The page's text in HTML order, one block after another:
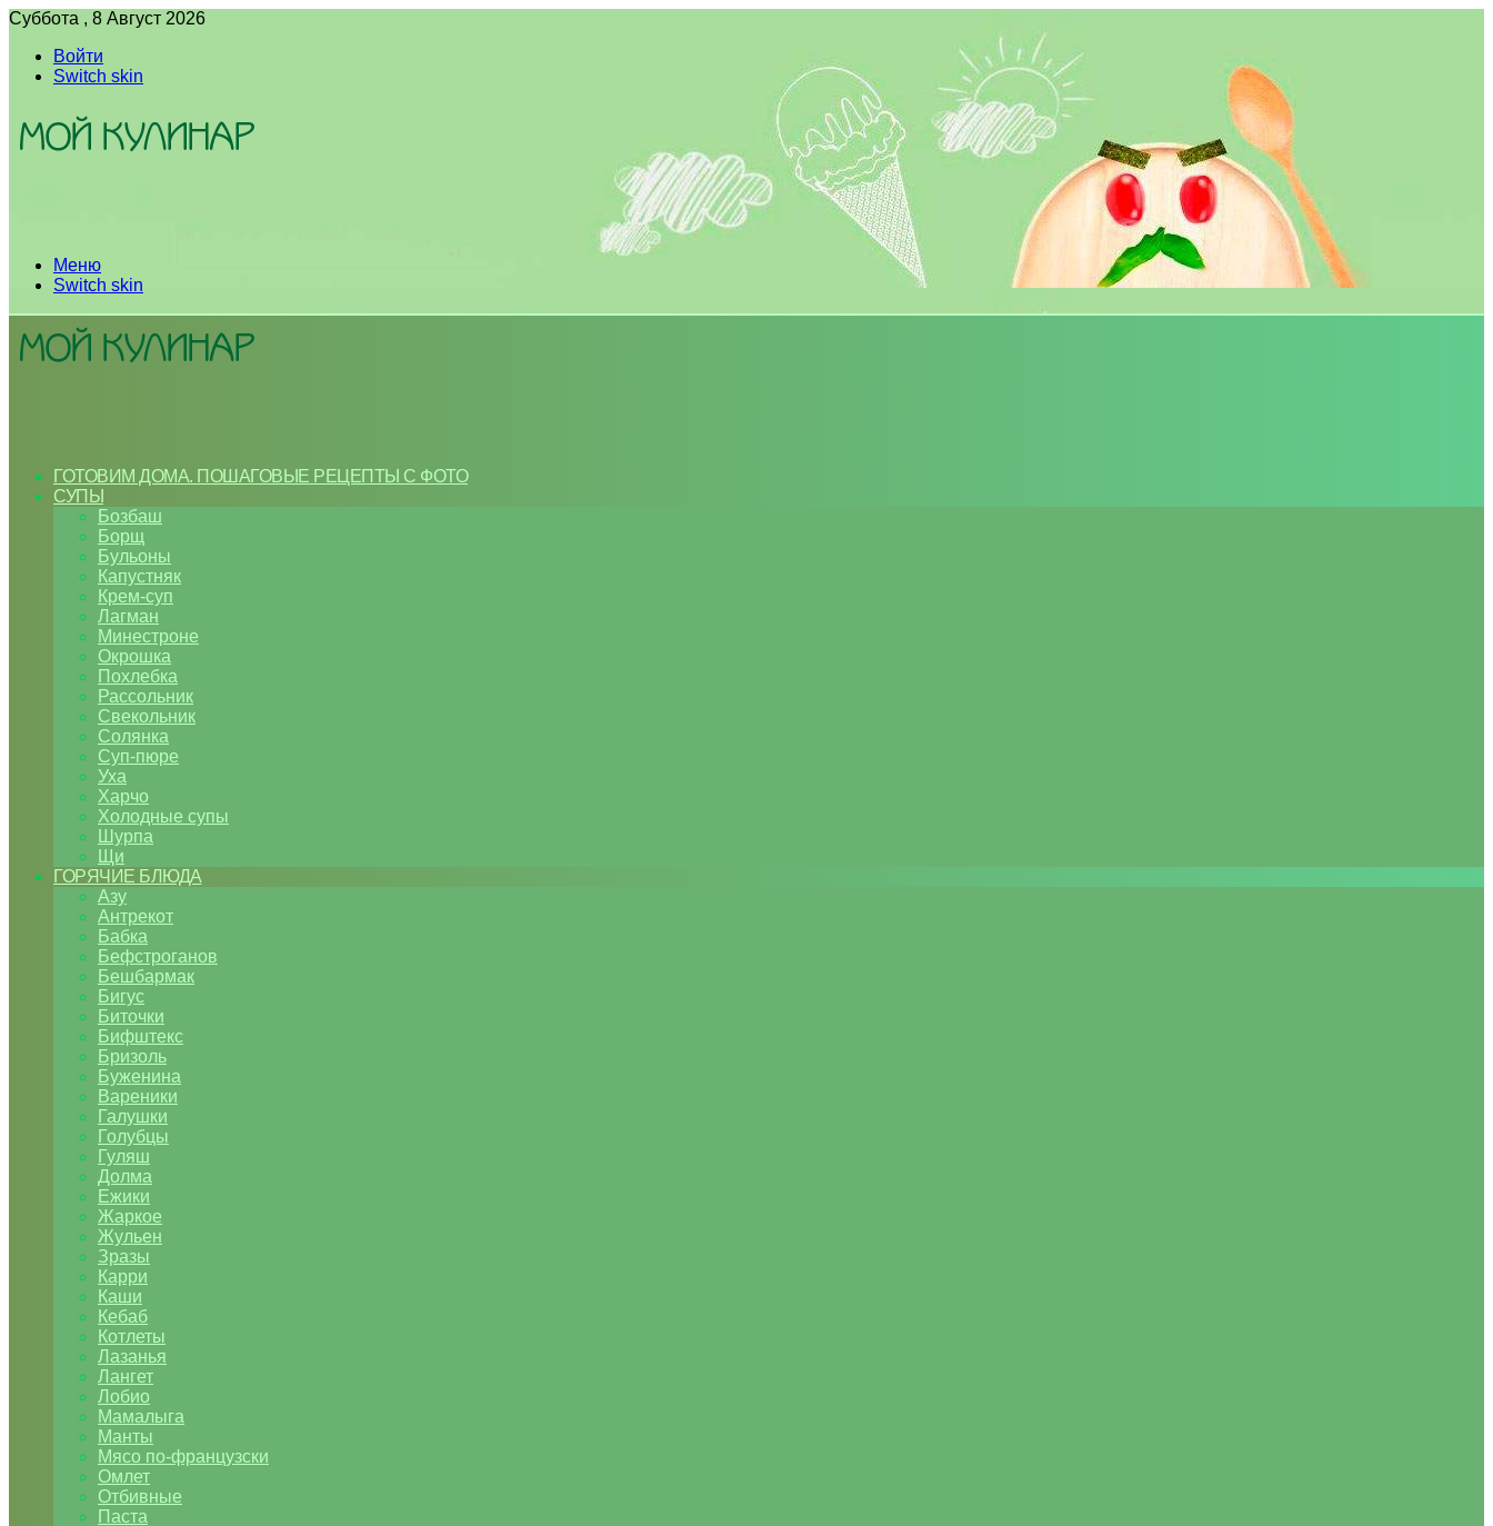
Суббота , 8 Август 2026
Войти
Switch skin
Меню
Switch skin
ГОТОВИМ ДОМА. ПОШАГОВЫЕ РЕЦЕПТЫ С ФОТО
СУПЫ
Бозбаш
Борщ
Бульоны
Капустняк
Крем-суп
Лагман
Минестроне
Окрошка
Похлебка
Рассольник
Свекольник
Солянка
Суп-пюре
Уха
Харчо
Холодные супы
Шурпа
Щи
ГОРЯЧИЕ БЛЮДА
Азу
Антрекот
Бабка
Бефстроганов
Бешбармак
Бигус
Биточки
Бифштекс
Бризоль
Буженина
Вареники
Галушки
Голубцы
Гуляш
Долма
Ежики
Жаркое
Жульен
Зразы
Карри
Каши
Кебаб
Котлеты
Лазанья
Лангет
Лобио
Мамалыга
Манты
Мясо по-французски
Омлет
Отбивные
Паста